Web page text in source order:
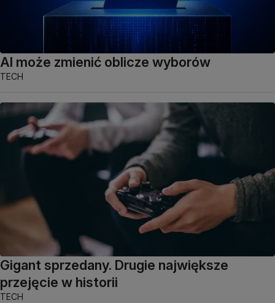
AI może zmienić oblicze wyborów
TECH
Gigant sprzedany. Drugie największe
przejęcie w historii
TECH